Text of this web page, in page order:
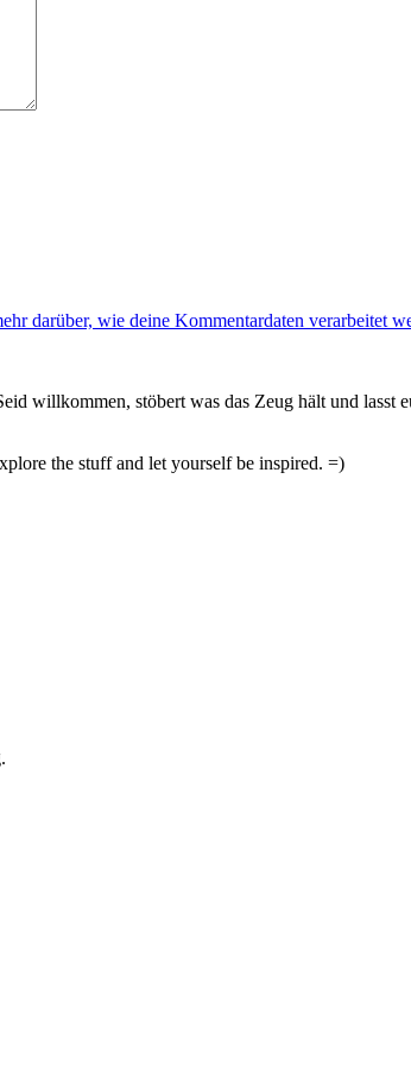
darüber, wie deine Kommentardaten verarbeitet
willkommen, stöbert was das Zeug hält und lasst
the stuff and let yourself be inspired. =)